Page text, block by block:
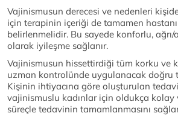
Vajinismusun derecesi ve nedenleri
için terapinin içeriği de tamamen
belirlenmelidir. Bu sayede konforlu, ağrı/
olarak iyileşme sağlanır.
Vajinismusun hissettirdiği tüm korku ve
uzman kontrolünde uygulanacak doğru
Kişinin ihtiyacına göre oluşturulan
vajinismuslu kadınlar için oldukça
süreçle tedavinin tamamlanmasını